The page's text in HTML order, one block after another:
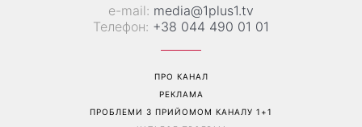
Lama приголомшила
світ: чому всі переходять